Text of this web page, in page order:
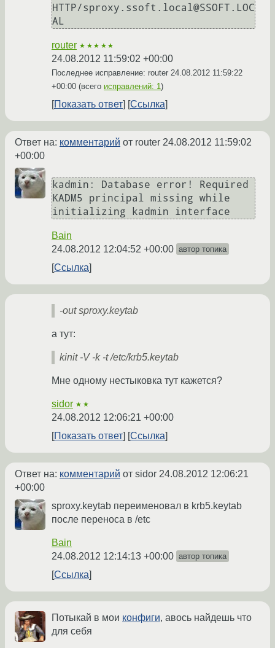
HTTP/sproxy.ssoft.local@SSOFT.LOC
AL
router ★★★★★
24.08.2012 11:59:02 +00:00
Последнее исправление: router 24.08.2012 11:59:22
+00:00 (всего исправлений: 1)
Показать ответ Ссылка
Ответ на: комментарий от router 24.08.2012 11:59:02
+00:00
kadmin: Database error! Required
KADM5 principal missing while
initializing kadmin interface
Bain
24.08.2012 12:04:52 +00:00 автор топика
Ссылка
-out sproxy.keytab
а тут:
kinit -V -k -t /etc/krb5.keytab
Мне одному нестыковка тут кажется?
sidor ★★
24.08.2012 12:06:21 +00:00
Показать ответ
Ссылка
Ответ на: комментарий от sidor 24.08.2012 12:06:21
+00:00
sproxy.keytab переименовал в krb5.keytab
после переноса в /etc
Bain
24.08.2012 12:14:13 +00:00 автор топика
Ссылка
Потыкай в мои конфиги, авось найдешь что
для себя